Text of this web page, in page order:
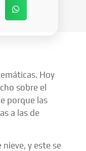
Hoy
sobre el
porque las
a las de
y este se